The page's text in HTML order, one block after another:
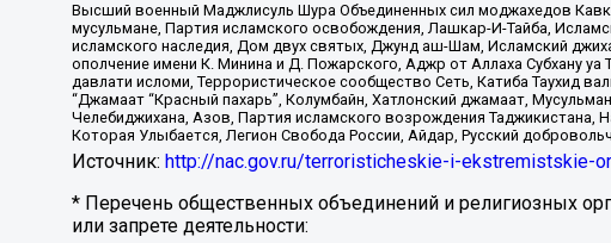
Высший военный Маджлисуль Шура Объединенных сил моджахедов
мусульмане, Партия исламского освобождения, Лашкар-И-Тайба,
исламского наследия, Дом двух святых, Джунд аш-Шам, Исламский
ополчение имени К. Минина и Д. Пожарского, Аджр от Аллаха Субхану
давлати исломи, Террористическое сообщество Сеть, Катиба Таухид
“Джамаат “Красный пахарь”, Колумбайн, Хатлонский джамаат,
Челебиджихана, Азов, Партия исламского возрождения
Которая Улыбается, Легион Свобода России, Айдар, Русский
Источник: http://nac.gov.ru/terroristicheskie-i-ekstremistskie-
* Перечень общественных объединений и религиозных
или запрете деятельности: